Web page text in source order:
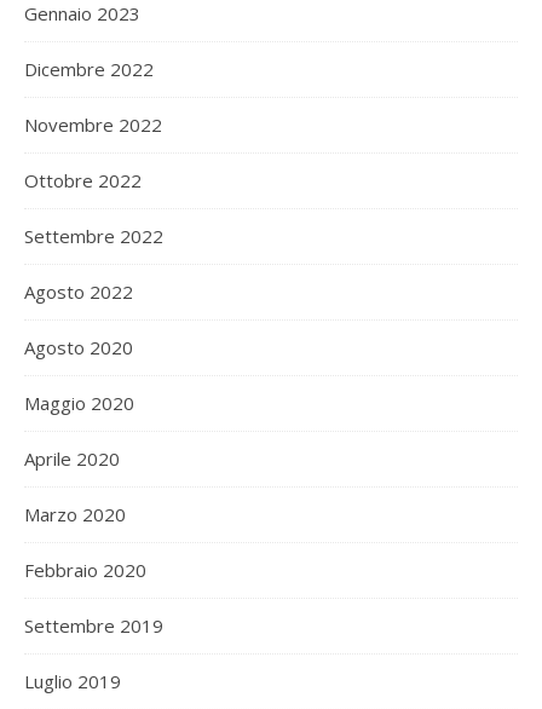
Gennaio 2023
Dicembre 2022
Novembre 2022
Ottobre 2022
Settembre 2022
Agosto 2022
Agosto 2020
Maggio 2020
Aprile 2020
Marzo 2020
Febbraio 2020
Settembre 2019
Luglio 2019